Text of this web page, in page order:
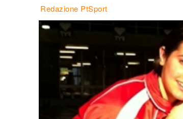
Redazione PtSport